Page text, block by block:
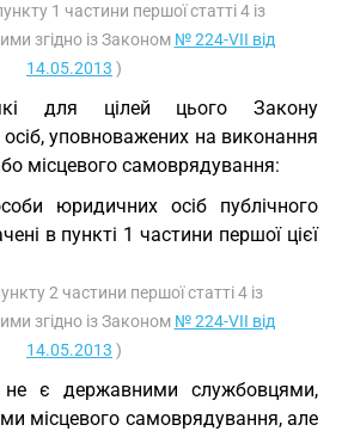
1 частини першої статті 4 із
згідно із Законом № 224-VII від
14.05.2013 )
для цілей цього Закону
уповноважених на виконання
місцевого самоврядування:
юридичних осіб публічного
в пункті 1 частини першої цієї
2 частини першої статті 4 із
згідно із Законом № 224-VII від
14.05.2013 )
є державними службовцями,
місцевого самоврядування, але